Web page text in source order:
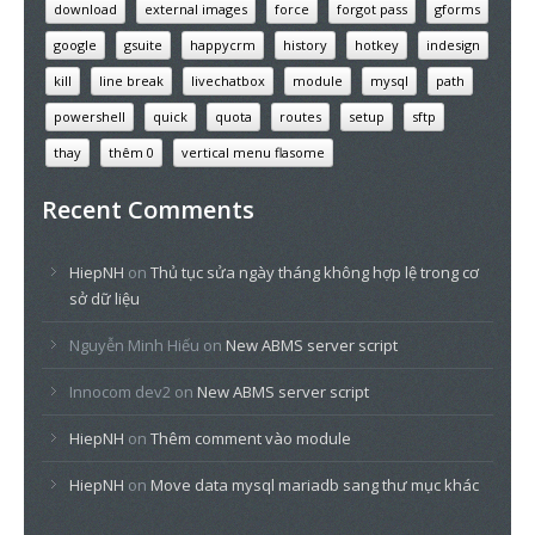
download external images force forgot pass
gforms
google
gsuite happycrm history hotkey
indesign
kill
line break livechatbox module mysql
path
powershell
quick quota routes setup
sftp
thay
thêm 0 vertical menu flasome
Recent Comments
HiepNH on Thủ tục sửa ngày tháng không hợp lệ trong cơ
sở dữ liệu
Nguyễn Minh Hiếu on New ABMS server script
Innocom dev2 on New ABMS server script
HiepNH on Thêm comment vào module
HiepNH on Move data mysql mariadb sang thư mục khác